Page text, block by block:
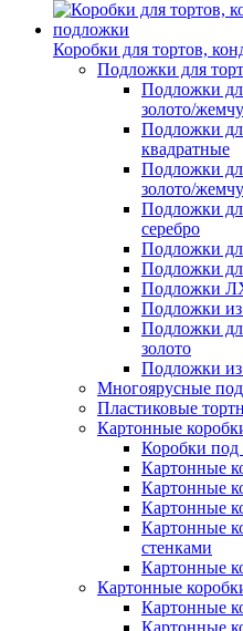
Коробки для тортов,
Подложки для
Подложки
золото/
Подложки
квадратные
Подложки
золото/
Подложки
серебро
Подложки
Подложки
Подложки
Подложки из
Подложки
золото
Подложки из
Многоярусные
Пластиковые
Картонные
Коробки под
Картонные
Картонные
Картонные
Картонные
стенками
Картонные
Картонные
Картонные
Картонные